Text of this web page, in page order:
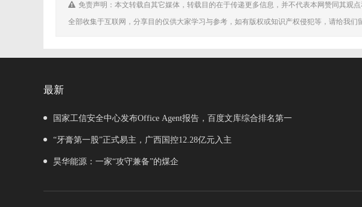
免责声明：本文转载自其它媒体，转载目的在于传递更多信息，并不代表本网赞同其观
全部收集于互联网，分享目的仅供大家学习与参考，如有版权或知识产权侵犯等，请给我们
最新
国家工信安全中心发布Office Agent报告，百度文库综合排名第一
“牙膏第一股”正式易主，广西国控12.28亿元入主
昊华能源：一家“攻守兼备”的煤企